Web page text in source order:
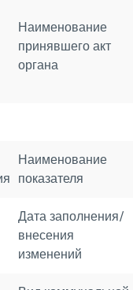
Наименование
принявшего акт
органа
Наименование
показателя
Дата заполнения/
внесения
изменений